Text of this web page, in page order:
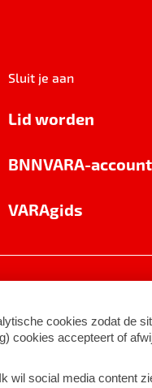
Sluit je aan
Lid worden
BNNVARA-account
VARAgids
©2026